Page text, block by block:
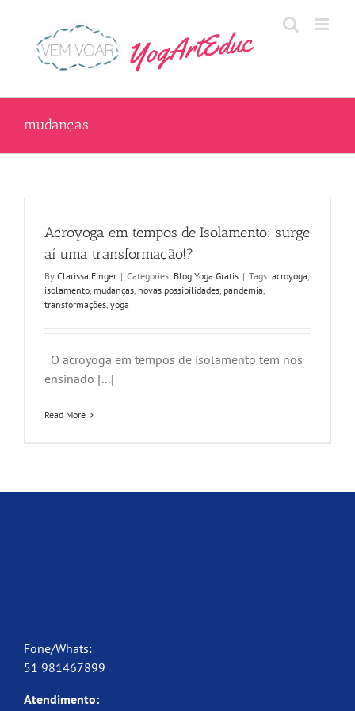
content
mudanças
Acroyoga em tempos de Isolamento: surge
aí uma transformação!?
By Clarissa Finger | Categories: Blog Yoga Gratis | Tags: acroyoga,
isolamento, mudanças, novas possibilidades, pandemia,
transformações, yoga
O acroyoga em tempos de isolamento tem nos
ensinado [...]
Read More
Fone/Whats:
51 981467899
Atendimento: